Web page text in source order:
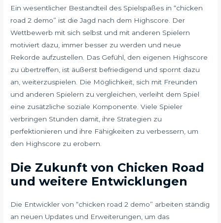
Ein wesentlicher Bestandteil des Spielspaßes in “chicken
road 2 demo” ist die Jagd nach dem Highscore. Der
Wettbewerb mit sich selbst und mit anderen Spielern
motiviert dazu, immer besser zu werden und neue
Rekorde aufzustellen. Das Gefühl, den eigenen Highscore
zu übertreffen, ist äußerst befriedigend und spornt dazu
an, weiterzuspielen. Die Möglichkeit, sich mit Freunden
und anderen Spielern zu vergleichen, verleiht dem Spiel
eine zusätzliche soziale Komponente. Viele Spieler
verbringen Stunden damit, ihre Strategien zu
perfektionieren und ihre Fähigkeiten zu verbessern, um
den Highscore zu erobern.
Die Zukunft von Chicken Road
und weitere Entwicklungen
Die Entwickler von “chicken road 2 demo” arbeiten ständig
an neuen Updates und Erweiterungen, um das